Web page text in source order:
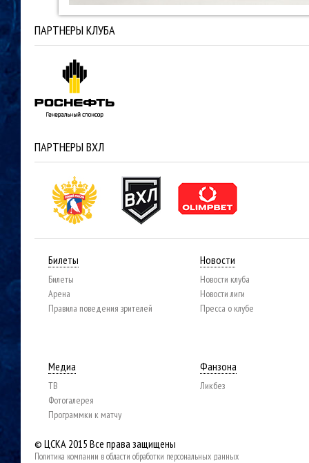
ПАРТНЕРЫ КЛУБА
ПАРТНЕРЫ ВХЛ
Билеты
Билеты
Арена
Правила поведения зрителей
Новости
Новости клуба
Новости лиги
Пресса о клубе
Медиа
ТВ
Фотогалерея
Программки к матчу
Фанзона
Ликбез
© ЦСКА 2015 Все права защищены
Политика компании в области обработки персональных данных